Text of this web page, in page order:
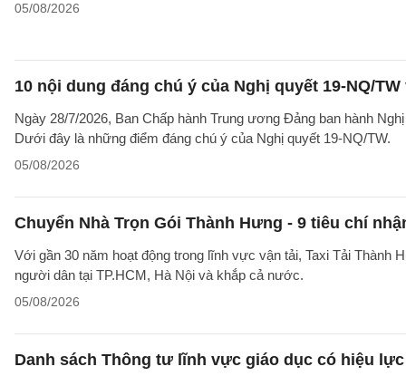
05/08/2026
10 nội dung đáng chú ý của Nghị quyết 19-NQ/
Ngày 28/7/2026, Ban Chấp hành Trung ương Đảng ban hành
Dưới đây là những điểm đáng chú ý của Nghị quyết 19-NQ/TW.
05/08/2026
Chuyển Nhà Trọn Gói Thành Hưng - 9 tiêu chí
Với gần 30 năm hoạt động trong lĩnh vực vận tải, Taxi Tải Thành
người dân tại TP.HCM, Hà Nội và khắp cả nước.
05/08/2026
Danh sách Thông tư lĩnh vực giáo dục có hiệu